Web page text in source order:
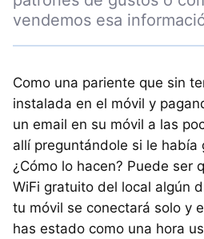
vendemos esa
Como una pariente que sin
instalada en el móvil y
un email en su móvil a las
allí preguntándole si le había
¿Cómo lo hacen? Puede ser
WiFi gratuito del local algún
tu móvil se conectará solo y
has estado como una hora